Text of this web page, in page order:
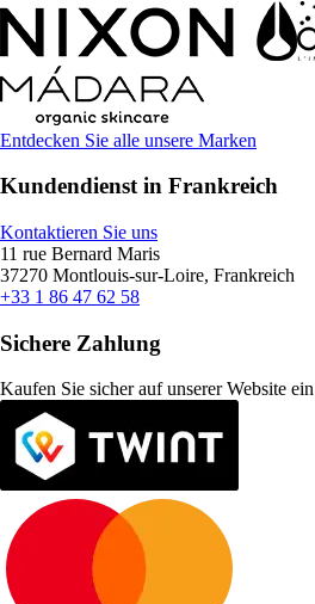
Entdecken Sie alle unsere Marken
Kundendienst in Frankreich
Kontaktieren Sie uns
11 rue Bernard Maris
37270 Montlouis-sur-Loire, Frankreich
+33 1 86 47 62 58
Sichere Zahlung
Kaufen Sie sicher auf unserer Website ein